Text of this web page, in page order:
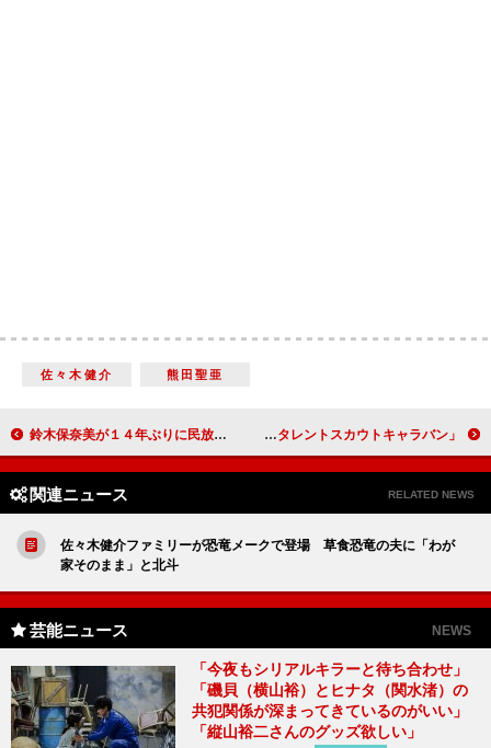
佐々木健介 熊田聖亜
鈴木保奈美が１４年ぶりに民放ドラマ出演 「ママ友との会話がそのまませりふに」 「ホリプロタレントスカウトキャラバン」 感動のプロセスをＤｌｉｆｅで放送
関連ニュース RELATED NEWS
佐々木健介ファミリーが恐竜メークで登場 草食恐竜の夫に「わが
家そのまま」と北斗
芸能ニュース NEWS
「今夜もシリアルキラーと待ち合わせ」
「磯貝（横山裕）とヒナタ（関水渚）の
共犯関係が深まってきているのがいい」
「縦山裕二さんのグッズ欲しい」